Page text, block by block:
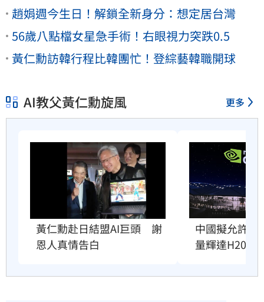
趙娟週今生日！解鎖全新身分：想定居台灣
56歲八點檔女星急手術！右眼視力突跌0.5
黃仁勳訪韓行程比韓團忙！登綜藝韓職開球
AI教父黃仁勳旋風 更多
黃仁勳赴日結盟AI巨頭　謝
恩人真情告白
中國擬允許AI
量輝達H200